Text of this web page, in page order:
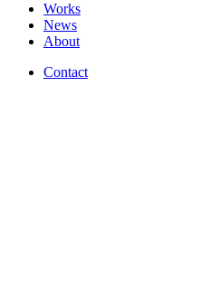
Works
News
About
Contact